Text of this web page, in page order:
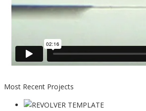
Most Recent Projects